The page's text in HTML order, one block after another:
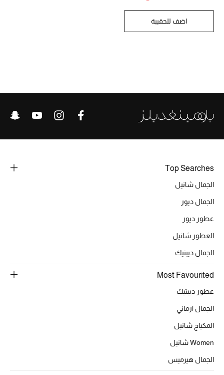
جميع الأحذية النسائية
جميع الإكسسورات النسائية
تسوقوا للنساء
الموسم الجديد
الحقائب النسائية
حقائب رجالية
اضف للحقيبة
Top Searches
الجمال شانيل
الجمال ديور
عطور ديور
العطور شانيل
الجمال ديبتيك
Most Favourited
عطور ديبتيك
الجمال ارماني
المكياج شانيل
Women شانيل
الجمال هيرميس